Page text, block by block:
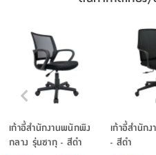
เก้าอี้สำนักงานพนักพิง
กลาง รุ่นซากุ - สีดำ
เก้าอี้สำนัก
- สีดำ